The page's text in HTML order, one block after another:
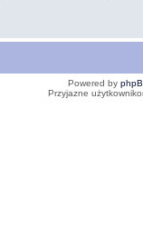
Powered by
Przyjazne